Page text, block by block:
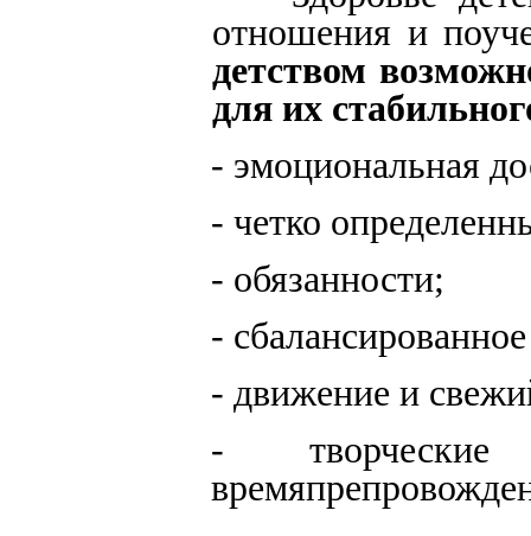
отношения и
детством
для их
- эмоциональная
- четко
- обязанности;
-
- движение и
-